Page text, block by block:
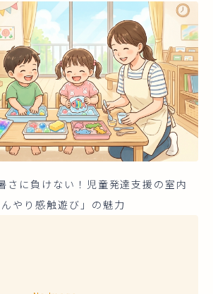
さに負けない！児童発達支援の室内
やり感触遊び」の魅力